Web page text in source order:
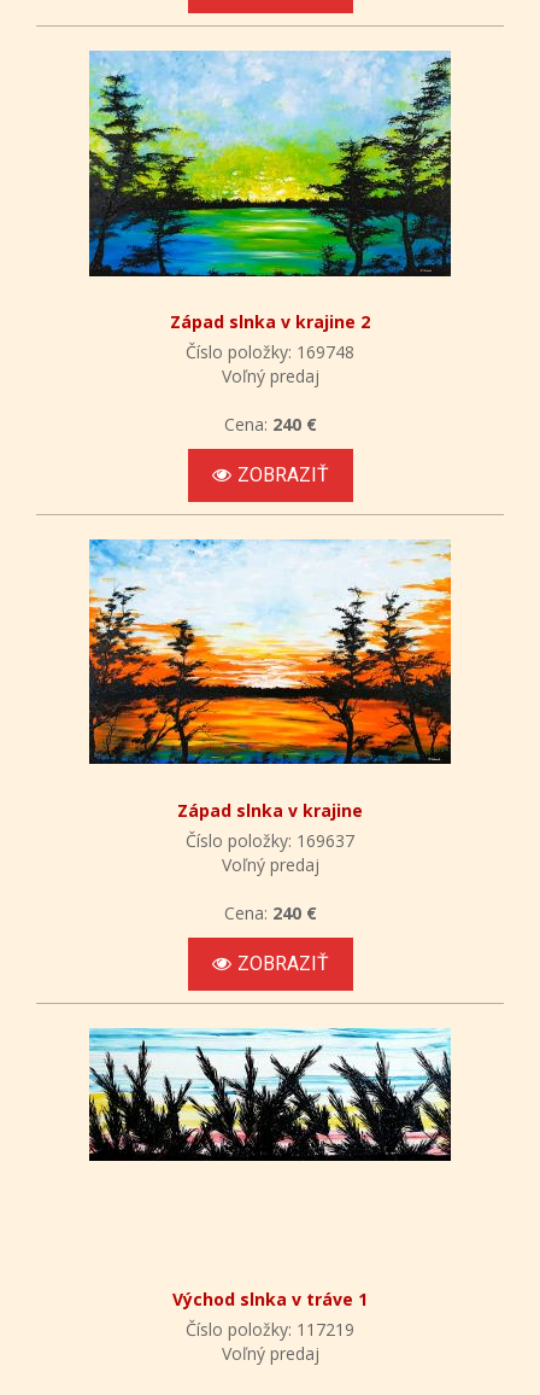
Západ slnka v krajine 2
Číslo položky: 169748
Voľný predaj
Cena: 240 €
ZOBRAZIŤ
Západ slnka v krajine
Číslo položky: 169637
Voľný predaj
Cena: 240 €
ZOBRAZIŤ
Východ slnka v tráve 1
Číslo položky: 117219
Voľný predaj